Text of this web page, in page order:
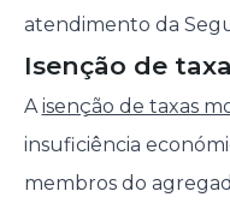
atendimento da
Isenção de
Aisenção de taxas
insuficiência
membros do